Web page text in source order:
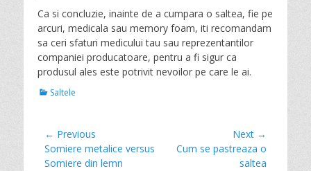
Ca si concluzie, inainte de a cumpara o saltea, fie pe
arcuri, medicala sau memory foam, iti recomandam
sa ceri sfaturi medicului tau sau reprezentantilor
companiei producatoare, pentru a fi sigur ca
produsul ales este potrivit nevoilor pe care le ai.
C
Saltele
Post
navigation
← Previous
Previous
post:
Somiere metalice versus
Somiere din lemn
Next →
NextCum se pastreaza o
saltea